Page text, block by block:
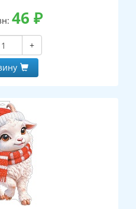
46 ₽
+